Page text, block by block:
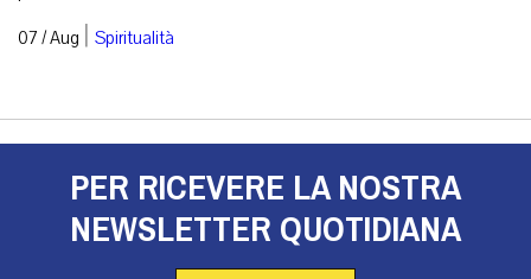
07 / Aug | Spiritualità
PER RICEVERE LA NOSTRA
NEWSLETTER QUOTIDIANA